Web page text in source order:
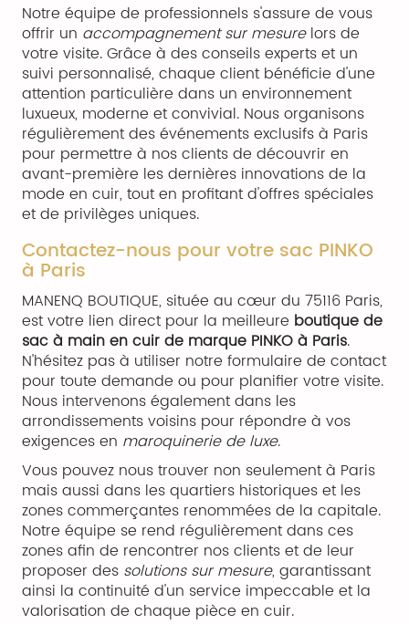
Notre équipe de professionnels s'assure de vous
offrir un accompagnement sur mesurelors de
votre visite. Grâce à des conseils experts et un
suivi personnalisé, chaque client bénéficie d'une
attention particulière dans un environnement
luxueux, moderne et convivial. Nous organisons
régulièrement des événements exclusifs à Paris
pour permettre à nos clients de découvrir en
avant-première les dernières innovations de la
mode en cuir, tout en profitant d'offres spéciales
et de privilèges uniques.
Contactez-nous pour votre sac PINKO
à Paris
MANENQ BOUTIQUE, située au cœur du 75116 Paris,
est votre lien direct pour la meilleure boutique de
sac à main en cuir de marque PINKO à Paris.
N'hésitez pas à utiliser notre formulaire de contact
pour toute demande ou pour planifier votre visite.
Nous intervenons également dans les
arrondissements voisins pour répondre à vos
exigences en maroquinerie de luxe.
Vous pouvez nous trouver non seulement à Paris
mais aussi dans les quartiers historiques et les
zones commerçantes renommées de la capitale.
Notre équipe se rend régulièrement dans ces
zones afin de rencontrer nos clients et de leur
proposer des solutions sur mesure, garantissant
ainsi la continuité d'un service impeccable et la
valorisation de chaque pièce en cuir.